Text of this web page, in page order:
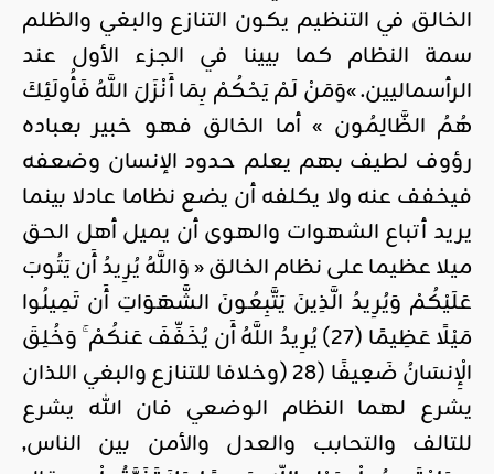
الخالق في التنظيم يكون التنازع والبغي والظلم
سمة النظام كما بيينا في الجزء الأول عند
الرأسماليين. »وَمَنْ لَمْ يَحْكُمْ بِمَا أَنْزَلَ اللَّهُ فَأُولَئِكَ
هُمُ الظَّالِمُون » أما الخالق فهو خبير بعباده
رؤوف لطيف بهم يعلم حدود الإنسان وضعفه
فيخفف عنه ولا يكلفه أن يضع نظاما عادلا بينما
يريد أتباع الشهوات والهوى أن يميل أهل الحق
ميلا عظيما على نظام الخالق « وَاللَّهُ يُرِيدُ أَن يَتُوبَ
عَلَيْكُمْ وَيُرِيدُ الَّذِينَ يَتَّبِعُونَ الشَّهَوَاتِ أَن تَمِيلُوا
مَيْلًا عَظِيمًا (27) يُرِيدُ اللَّهُ أَن يُخَفِّفَ عَنكُمْ ۚ وَخُلِقَ
الْإِنسَانُ ضَعِيفًا (28 (وخلافا للتنازع والبغي اللذان
يشرع لهما النظام الوضعي فان الله يشرع
للتالف والتحابب والعدل والأمن بين الناس,